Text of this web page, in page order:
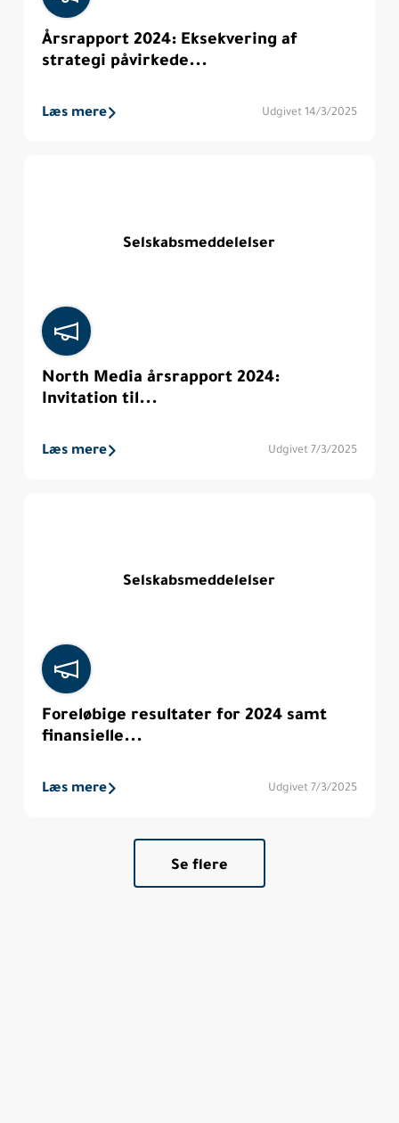
Årsrapport 2024: Eksekvering af
strategi påvirkede...
Læs mere Udgivet 14/3/2025
Selskabsmeddelelser
North Media årsrapport 2024:
Invitation til...
Læs mere Udgivet 7/3/2025
Selskabsmeddelelser
Foreløbige resultater for 2024 samt
finansielle...
Læs mere Udgivet 7/3/2025
Se flere